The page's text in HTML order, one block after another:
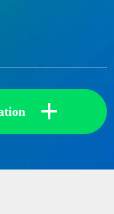
+